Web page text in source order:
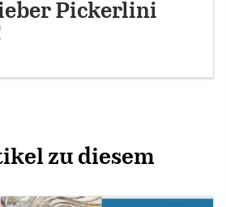
Pickerlini
zu diesem